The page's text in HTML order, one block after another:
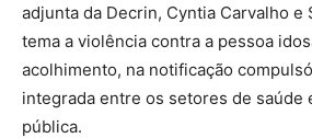
adjunta da Decrin, Cyntia Carvalho e
tema a violência contra a pessoa
acolhimento, na notificação
integrada entre os setores de saúde
pública.